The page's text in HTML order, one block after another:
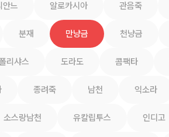
안느 알로카시아 관음죽
분재 만냥금 천냥금
리샤스 도라도 콤팩타
종려죽 남천 익소라
소스랑남천 유칼립투스 인디고